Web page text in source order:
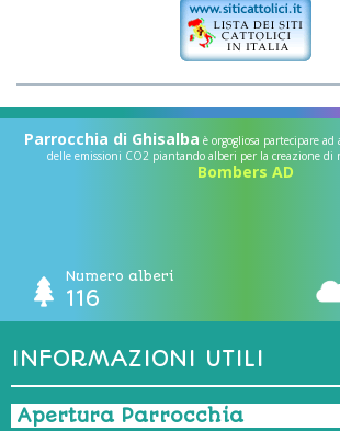
Parrocchia di Ghisalba è orgogliosa partecipare
delle emissioni CO2 piantando alberi per la creazione di
Bombers AD
Numero alberi
116
INFORMAZIONI UTILI
Apertura Parrocchia